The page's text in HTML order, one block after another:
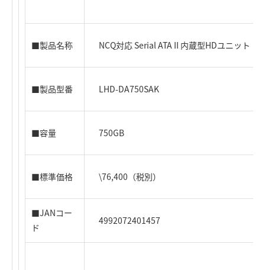
■製品名称 NCQ対応 Serial ATA II 内蔵型HDユニット（
■製品型番 LHD-DA750SAK
■容量 750GB
■標準価格 \76,400（税別）
■JANコー
ド
4992072401457